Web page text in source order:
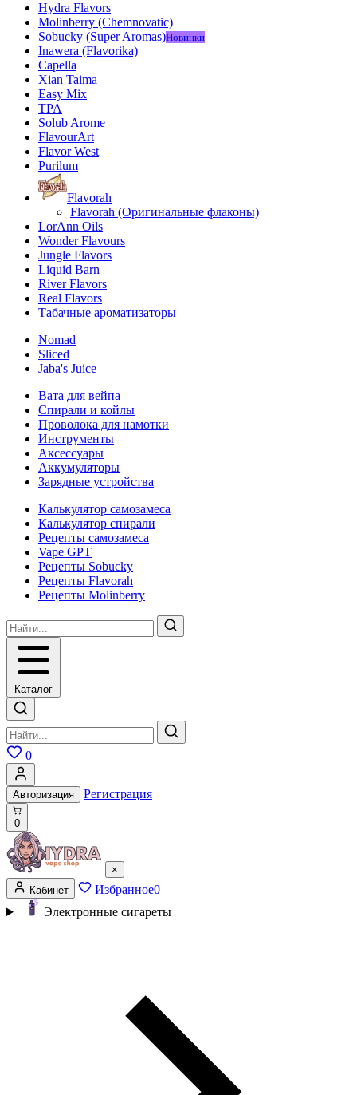
Hydra Flavors
Molinberry (Chemnovatic)
Sobucky (Super Aromas)Новинки
Inawera (Flavorika)
Capella
Xian Taima
Easy Mix
TPA
Solub Arome
FlavourArt
Flavor West
Purilum
Flavorah
Flavorah (Оригинальные флаконы)
LorAnn Oils
Wonder Flavours
Jungle Flavors
Liquid Barn
River Flavors
Real Flavors
Табачные ароматизаторы
Nomad
Sliced
Jaba's Juice
Вата для вейпа
Спирали и койлы
Проволока для намотки
Инструменты
Аксесcуары
Аккумуляторы
Зарядные устройства
Калькулятор самозамеса
Калькулятор спирали
Рецепты самозамеса
Vape GPT
Рецепты Sobucky
Рецепты Flavorah
Рецепты Molinberry
Каталог
0
Авторизация Регистрация
0
×
Кабинет
Избранное0
Электронные сигареты